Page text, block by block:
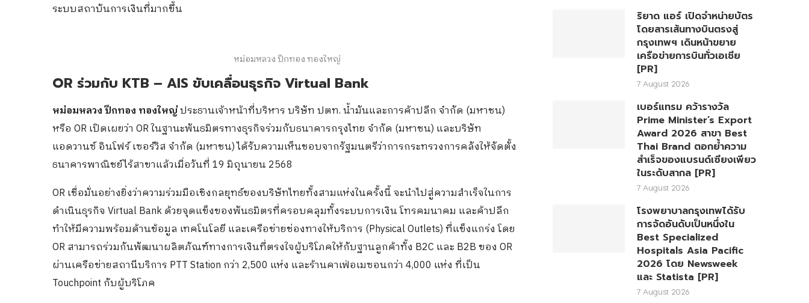
ระบบสถาบันการเงินที่มากขึ้น
หม่อมหลวง ปีกทอง ทองใหญ่
OR ร่วมกับ KTB – AIS ขับเคลื่อนธุรกิจ Virtual Bank
หม่อมหลวง ปีกทอง ทองใหญ่ประธานเจ้าหน้าที่บริหาร บริษัท ปตท. น้ำมันและการค้าปลีก จำกัด (มหาชน)
หรือ OR เปิดเผยว่า OR ในฐานะพันธมิตรทางธุรกิจร่วมกับธนาคารกรุงไทย จำกัด (มหาชน) และบริษัท
แอดวานซ์ อินโฟร์ เซอร์วิส จำกัด (มหาชน) ได้รับความเห็นชอบจากรัฐมนตรีว่าการกระทรวงการคลังให้จัดตั้ง
ธนาคารพาณิชย์ไร้สาขาแล้วเมื่อวันที่ 19 มิถุนายน 2568
OR เชื่อมั่นอย่างยิ่งว่าความร่วมมือเชิงกลยุทธ์ของบริษัทไทยทั้งสามแห่งในครั้งนี้ จะนำไปสู่ความสำเร็จในการ
ดำเนินธุรกิจ Virtual Bank ด้วยจุดแข็งของพันธมิตรที่ครอบคลุมทั้งระบบการเงิน โทรคมนาคม และค้าปลีก
ทำให้มีความพร้อมด้านข้อมูล เทคโนโลยี และเครือข่ายช่องทางให้บริการ (Physical Outlets) ที่แข็งแกร่ง โดย
OR สามารถร่วมกันพัฒนาผลิตภัณฑ์ทางการเงินที่ตรงใจผู้บริโภคให้กับฐานลูกค้าทั้ง B2C และ B2B ของ OR
ผ่านเครือข่ายสถานีบริการ PTT Station กว่า 2,500 แห่ง และร้านคาเฟ่อเมซอนกว่า 4,000 แห่ง ที่เป็น
Touchpoint กับผู้บริโภค
ริยาด แอร์ เปิดจำหน่ายบัตร
โดยสารเส้นทางบินตรงสู่
กรุงเทพฯ เดินหน้าขยาย
เครือข่ายการบินทั่วเอเชีย
[PR]
7 August 2026
เบอร์แทรม คว้ารางวัล
Prime Minister’s Export
Award 2026 สาขา Best
Thai Brand ตอกย้ำความ
สำเร็จของแบรนด์เซียงเพียว
ในระดับสากล [PR]
7 August 2026
โรงพยาบาลกรุงเทพได้รับ
การจัดอันดับเป็นหนึ่งใน
Best Specialized
Hospitals Asia Pacific
2026 โดย Newsweek
และ Statista [PR]
7 August 2026